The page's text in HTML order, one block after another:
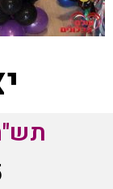
תש"ח 5 סיטי –